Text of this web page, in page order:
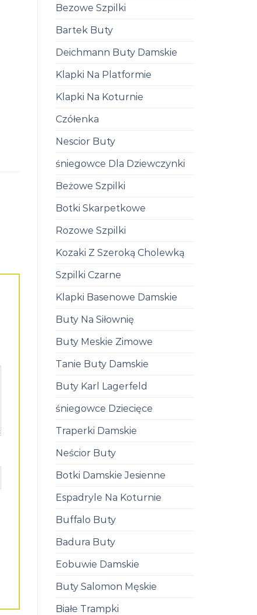
Bezowe Szpilki
Bartek Buty
Deichmann Buty Damskie
Klapki Na Platformie
Klapki Na Koturnie
Czółenka
Nescior Buty
śniegowce Dla Dziewczynki
Beżowe Szpilki
Botki Skarpetkowe
Rozowe Szpilki
Kozaki Z Szeroką Cholewką
Szpilki Czarne
Klapki Basenowe Damskie
Buty Na Siłownię
Buty Meskie Zimowe
Tanie Buty Damskie
Buty Karl Lagerfeld
śniegowce Dziecięce
Traperki Damskie
Neścior Buty
Botki Damskie Jesienne
Espadryle Na Koturnie
Buffalo Buty
Badura Buty
Eobuwie Damskie
Buty Salomon Męskie
Białe Trampki